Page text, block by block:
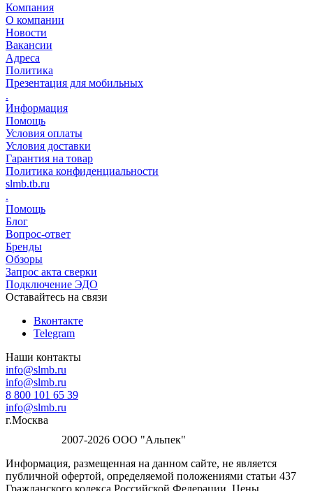
Компания
О компании
Новости
Вакансии
Адреса
Политика
Презентация для мобильных
.
Информация
Помощь
Условия оплаты
Условия доставки
Гарантия на товар
Политика конфиденциальности
slmb.tb.ru
.
Помощь
Блог
Вопрос-ответ
Бренды
Обзоры
Запрос акта сверки
Подключение ЭДО
Оставайтесь на связи
Вконтакте
Telegram
Наши контакты
info@slmb.ru
info@slmb.ru
8 800 101 65 39
info@slmb.ru
г.Москва
2007-2026 ООО "Альпек"
Информация, размещенная на данном сайте, не является
публичной офертой, определяемой положениями статьи 437
Гражданского кодекса Российской Федерации. Цены,